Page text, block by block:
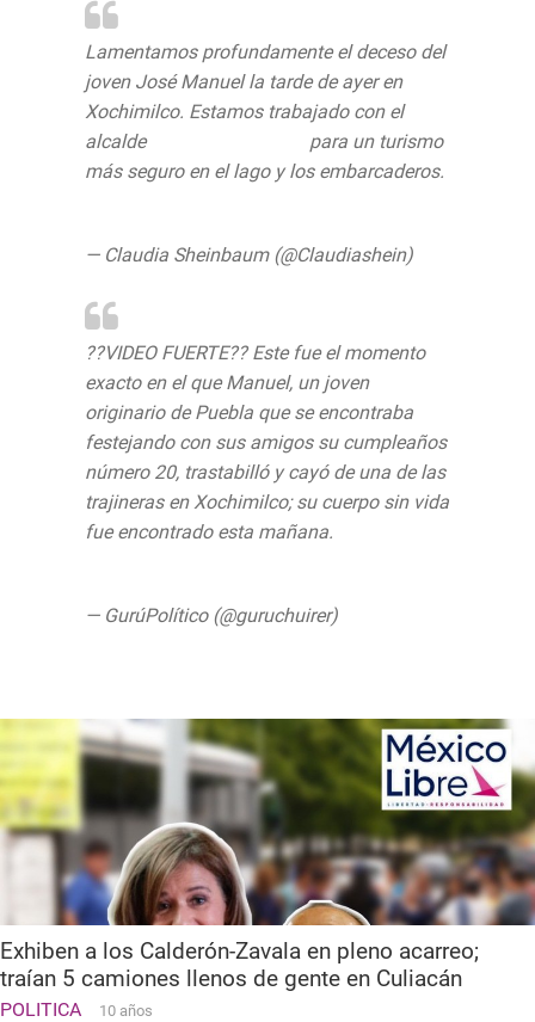
Lamentamos profundamente el deceso del
joven José Manuel la tarde de ayer en
Xochimilco. Estamos trabajado con el
alcalde
para un turismo
más seguro en el lago y los embarcaderos.
— Claudia Sheinbaum (@Claudiashein)
??VIDEO FUERTE?? Este fue el momento
exacto en el que Manuel, un joven
originario de Puebla que se encontraba
festejando con sus amigos su cumpleaños
número 20, trastabilló y cayó de una de las
trajineras en Xochimilco; su cuerpo sin vida
fue encontrado esta mañana.
— GurúPolítico (@guruchuirer)
Exhiben a los Calderón-Zavala en pleno acarreo;
traían 5 camiones llenos de gente en Culiacán
POLITICA 10 años